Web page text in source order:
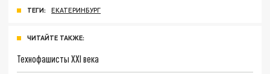
ТЕГИ: ЕКАТЕРИНБУРГ
ЧИТАЙТЕ ТАКЖЕ:
Технофашисты XXI века